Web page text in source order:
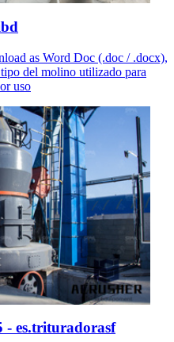
as Word Doc (.doc / .docx),
del molino utilizado para
uso
- es.trituradorasf